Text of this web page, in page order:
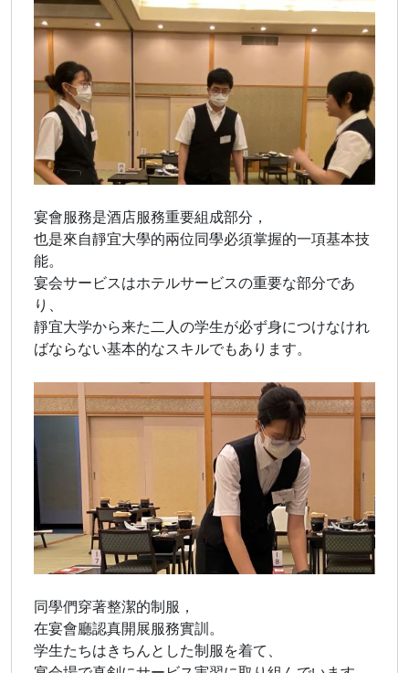
宴會服務是酒店服務重要組成部分，
也是來自靜宜大學的兩位同學必須掌握的一項基本技
能。
宴会サービスはホテルサービスの重要な部分であ
り、
靜宜大学から来た二人の学生が必ず身につけなけれ
ばならない基本的なスキルでもあります。
同學們穿著整潔的制服，
在宴會廳認真開展服務實訓。
学生たちはきちんとした制服を着て、